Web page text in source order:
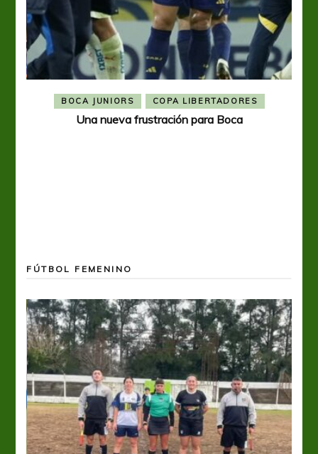
BOCA JUNIORS COPA LIBERTADORES
Una nueva frustración para Boca
FÚTBOL FEMENINO